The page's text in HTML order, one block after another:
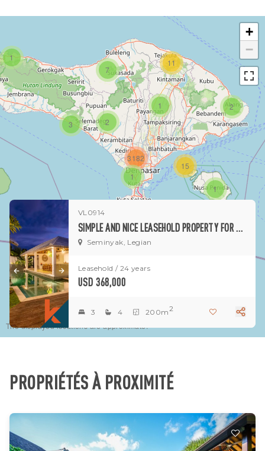
1
1
1
3
7
2
15
11
3182
1
2
+
−
The displayed locations are approximate.
VL0914
SIMPLE AND NICE LEASEHOLD PROPERTY FOR SALE IN SEMINYAK
Seminyak, Legian
Leasehold / 24 years
USD 368,000
3 4 200m2
PROPRIÉTÉS À PROXIMITÉ